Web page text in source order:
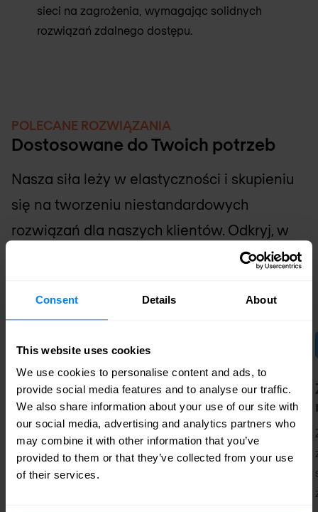
Consent Details About
This website uses cookies
We use cookies to personalise content and ads, to
provide social media features and to analyse our traffic.
We also share information about your use of our site with
our social media, advertising and analytics partners who
may combine it with other information that you’ve
provided to them or that they’ve collected from your use
of their services.
sieci na zagrożenia, wymagając solidnych
rozwiązań zdalnego dostępu.
POLECANE ROZWIĄZANIA
Dostosowane do Twoich potrzeb
Nasza siła leży w elastyczności i skupieniu
się na tworzeniu niestandardowych
rozwiązań dla naszych klientów. Odkryj, w
jakich obszarach możemy wesprzeć Twój
Secure Access Service Edge
Nowoczesna architektura sieci wymaga
nowego podejścia do bezpieczeństwa.